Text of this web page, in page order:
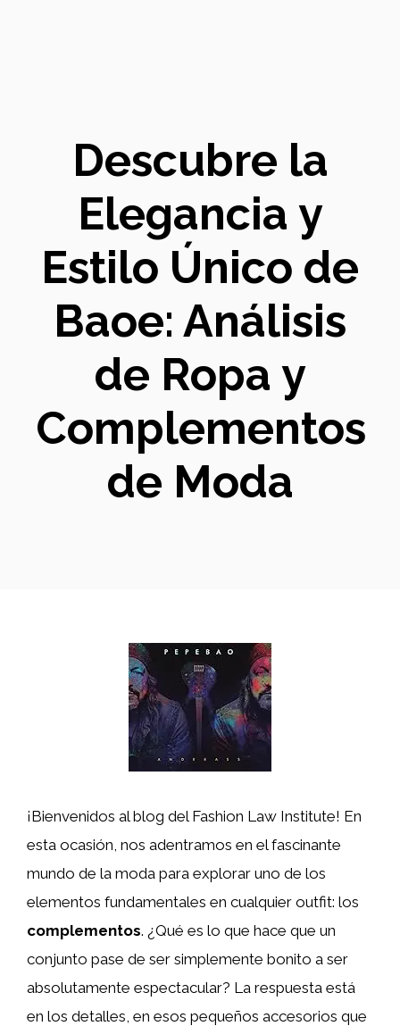
Descubre la
Elegancia y
Estilo Único de
Baoe: Análisis
de Ropa y
Complementos
de Moda
¡Bienvenidos al blog del Fashion Law Institute! En
esta ocasión, nos adentramos en el fascinante
mundo de la moda para explorar uno de los
elementos fundamentales en cualquier outfit: los
complementos. ¿Qué es lo que hace que un
conjunto pase de ser simplemente bonito a ser
absolutamente espectacular? La respuesta está
en los detalles, en esos pequeños accesorios que